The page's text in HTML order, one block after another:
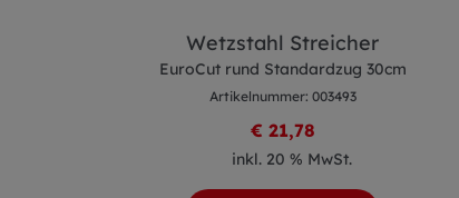
Wetzstahl Streicher
EuroCut rund Standardzug 30cm
Artikelnummer: 003493
€ 21,78
inkl. 20 % MwSt.